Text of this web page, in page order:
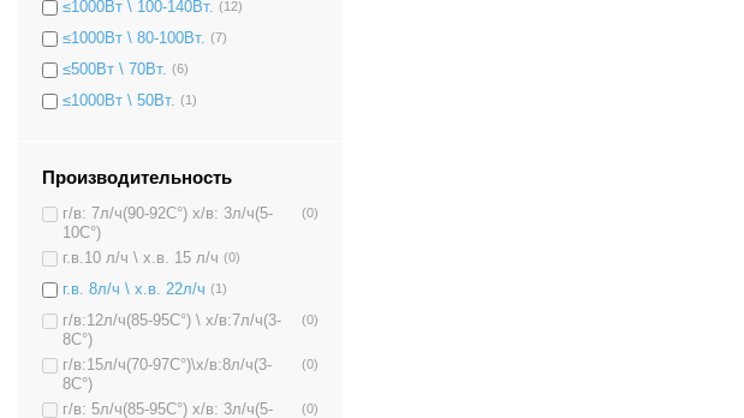
≤1000Вт \ 100-140Вт. (12)
≤1000Вт \ 80-100Вт. (7)
≤500Вт \ 70Вт. (6)
≤1000Вт \ 50Вт. (1)
Производительность
г/в: 7л/ч(90-92C°) х/в: 3л/ч(5-
10C°)
(0)
г.в.10 л/ч \ х.в. 15 л/ч (0)
г.в. 8л/ч \ х.в. 22л/ч (1)
г/в:12л/ч(85-95C°) \ х/в:7л/ч(3-
8C°)
(0)
г/в:15л/ч(70-97C°)\х/в:8л/ч(3-
8C°)
(0)
г/в: 5л/ч(85-95C°) х/в: 3л/ч(5-
(0)